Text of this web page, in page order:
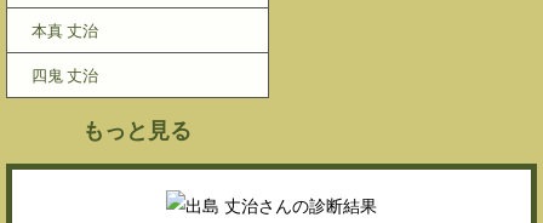
本真 丈治
四鬼 丈治
もっと見る